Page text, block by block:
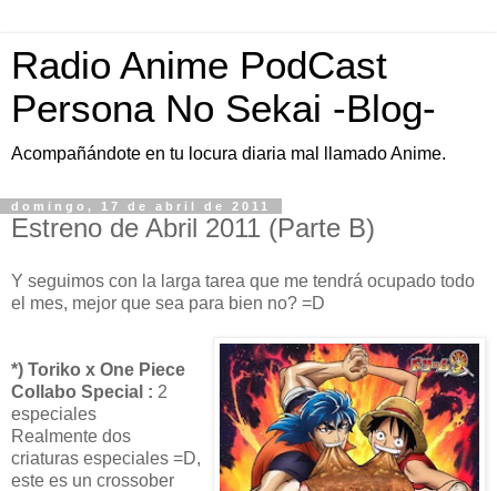
Radio Anime PodCast
Persona No Sekai -Blog-
Acompañándote en tu locura diaria mal llamado Anime.
domingo, 17 de abril de 2011
Estreno de Abril 2011 (Parte B)
Y seguimos con la larga tarea que me tendrá ocupado todo
el mes, mejor que sea para bien no? =D
*) Toriko x One Piece
Collabo Special : 2
especiales
Realmente dos
criaturas especiales =D,
este es un crossober